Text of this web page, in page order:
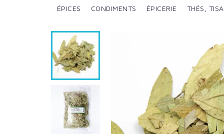
ÉPICES CONDIMENTS ÉPICERIE THÉS,